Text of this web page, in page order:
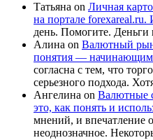
Татьяна on Личная
на портале
день. Помогите. Деньги
Алина on Валютный
понятия — начинающим
согласна с тем, что
серьезного подхода.
Ангелина on Валютные
это, как понять и
мнений, и впечатление
неоднозначное.